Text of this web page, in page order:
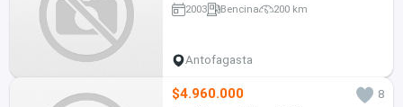
2003 Bencina 200 km
Antofagasta
$4.960.000
8